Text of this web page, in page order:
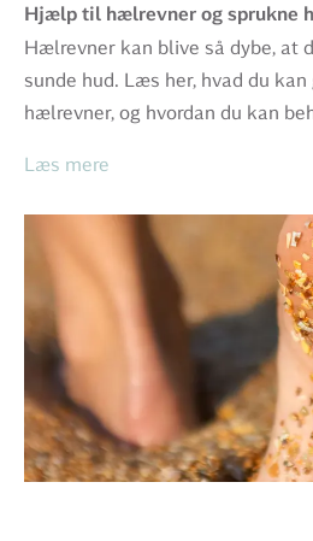
Hjælp til hælrevner og sprukne
Hælrevner kan blive så dybe, at
sunde hud. Læs her, hvad du
hælrevner, og hvordan du kan
Læs mere